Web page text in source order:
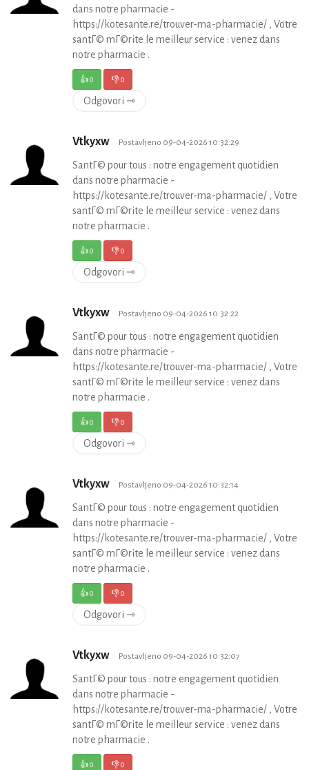
dans notre pharmacie -
https://kotesante.re/trouver-ma-pharmacie/ , Votre
santГ© mГ©rite le meilleur service : venez dans
notre pharmacie .
👍0 👎0
Odgovori ⇾
Vtkyxw Postavljeno 09-04-2026 10:32:29
SantГ© pour tous : notre engagement quotidien
dans notre pharmacie -
https://kotesante.re/trouver-ma-pharmacie/ , Votre
santГ© mГ©rite le meilleur service : venez dans
notre pharmacie .
👍0 👎0
Odgovori ⇾
Vtkyxw Postavljeno 09-04-2026 10:32:22
SantГ© pour tous : notre engagement quotidien
dans notre pharmacie -
https://kotesante.re/trouver-ma-pharmacie/ , Votre
santГ© mГ©rite le meilleur service : venez dans
notre pharmacie .
👍0 👎0
Odgovori ⇾
Vtkyxw Postavljeno 09-04-2026 10:32:14
SantГ© pour tous : notre engagement quotidien
dans notre pharmacie -
https://kotesante.re/trouver-ma-pharmacie/ , Votre
santГ© mГ©rite le meilleur service : venez dans
notre pharmacie .
👍0 👎0
Odgovori ⇾
Vtkyxw Postavljeno 09-04-2026 10:32:07
SantГ© pour tous : notre engagement quotidien
dans notre pharmacie -
https://kotesante.re/trouver-ma-pharmacie/ , Votre
santГ© mГ©rite le meilleur service : venez dans
notre pharmacie .
👍0 👎0